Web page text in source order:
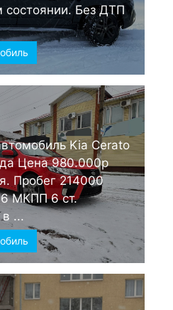
состоянии. Без ДТП
Kia Cerato
Цена 980.000р
Пробег 214000
МКПП 6 ст.
...